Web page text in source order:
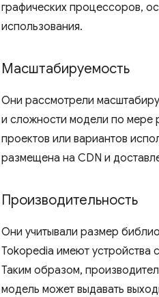
графических процессоров,
использования.
Масштабируемость
Они рассмотрели
и сложности модели по мере
проектов или вариантов
размещена на CDN и
Производительность
Они учитывали размер
Tokopedia имеют устройства
Таким образом,
модель может выдавать